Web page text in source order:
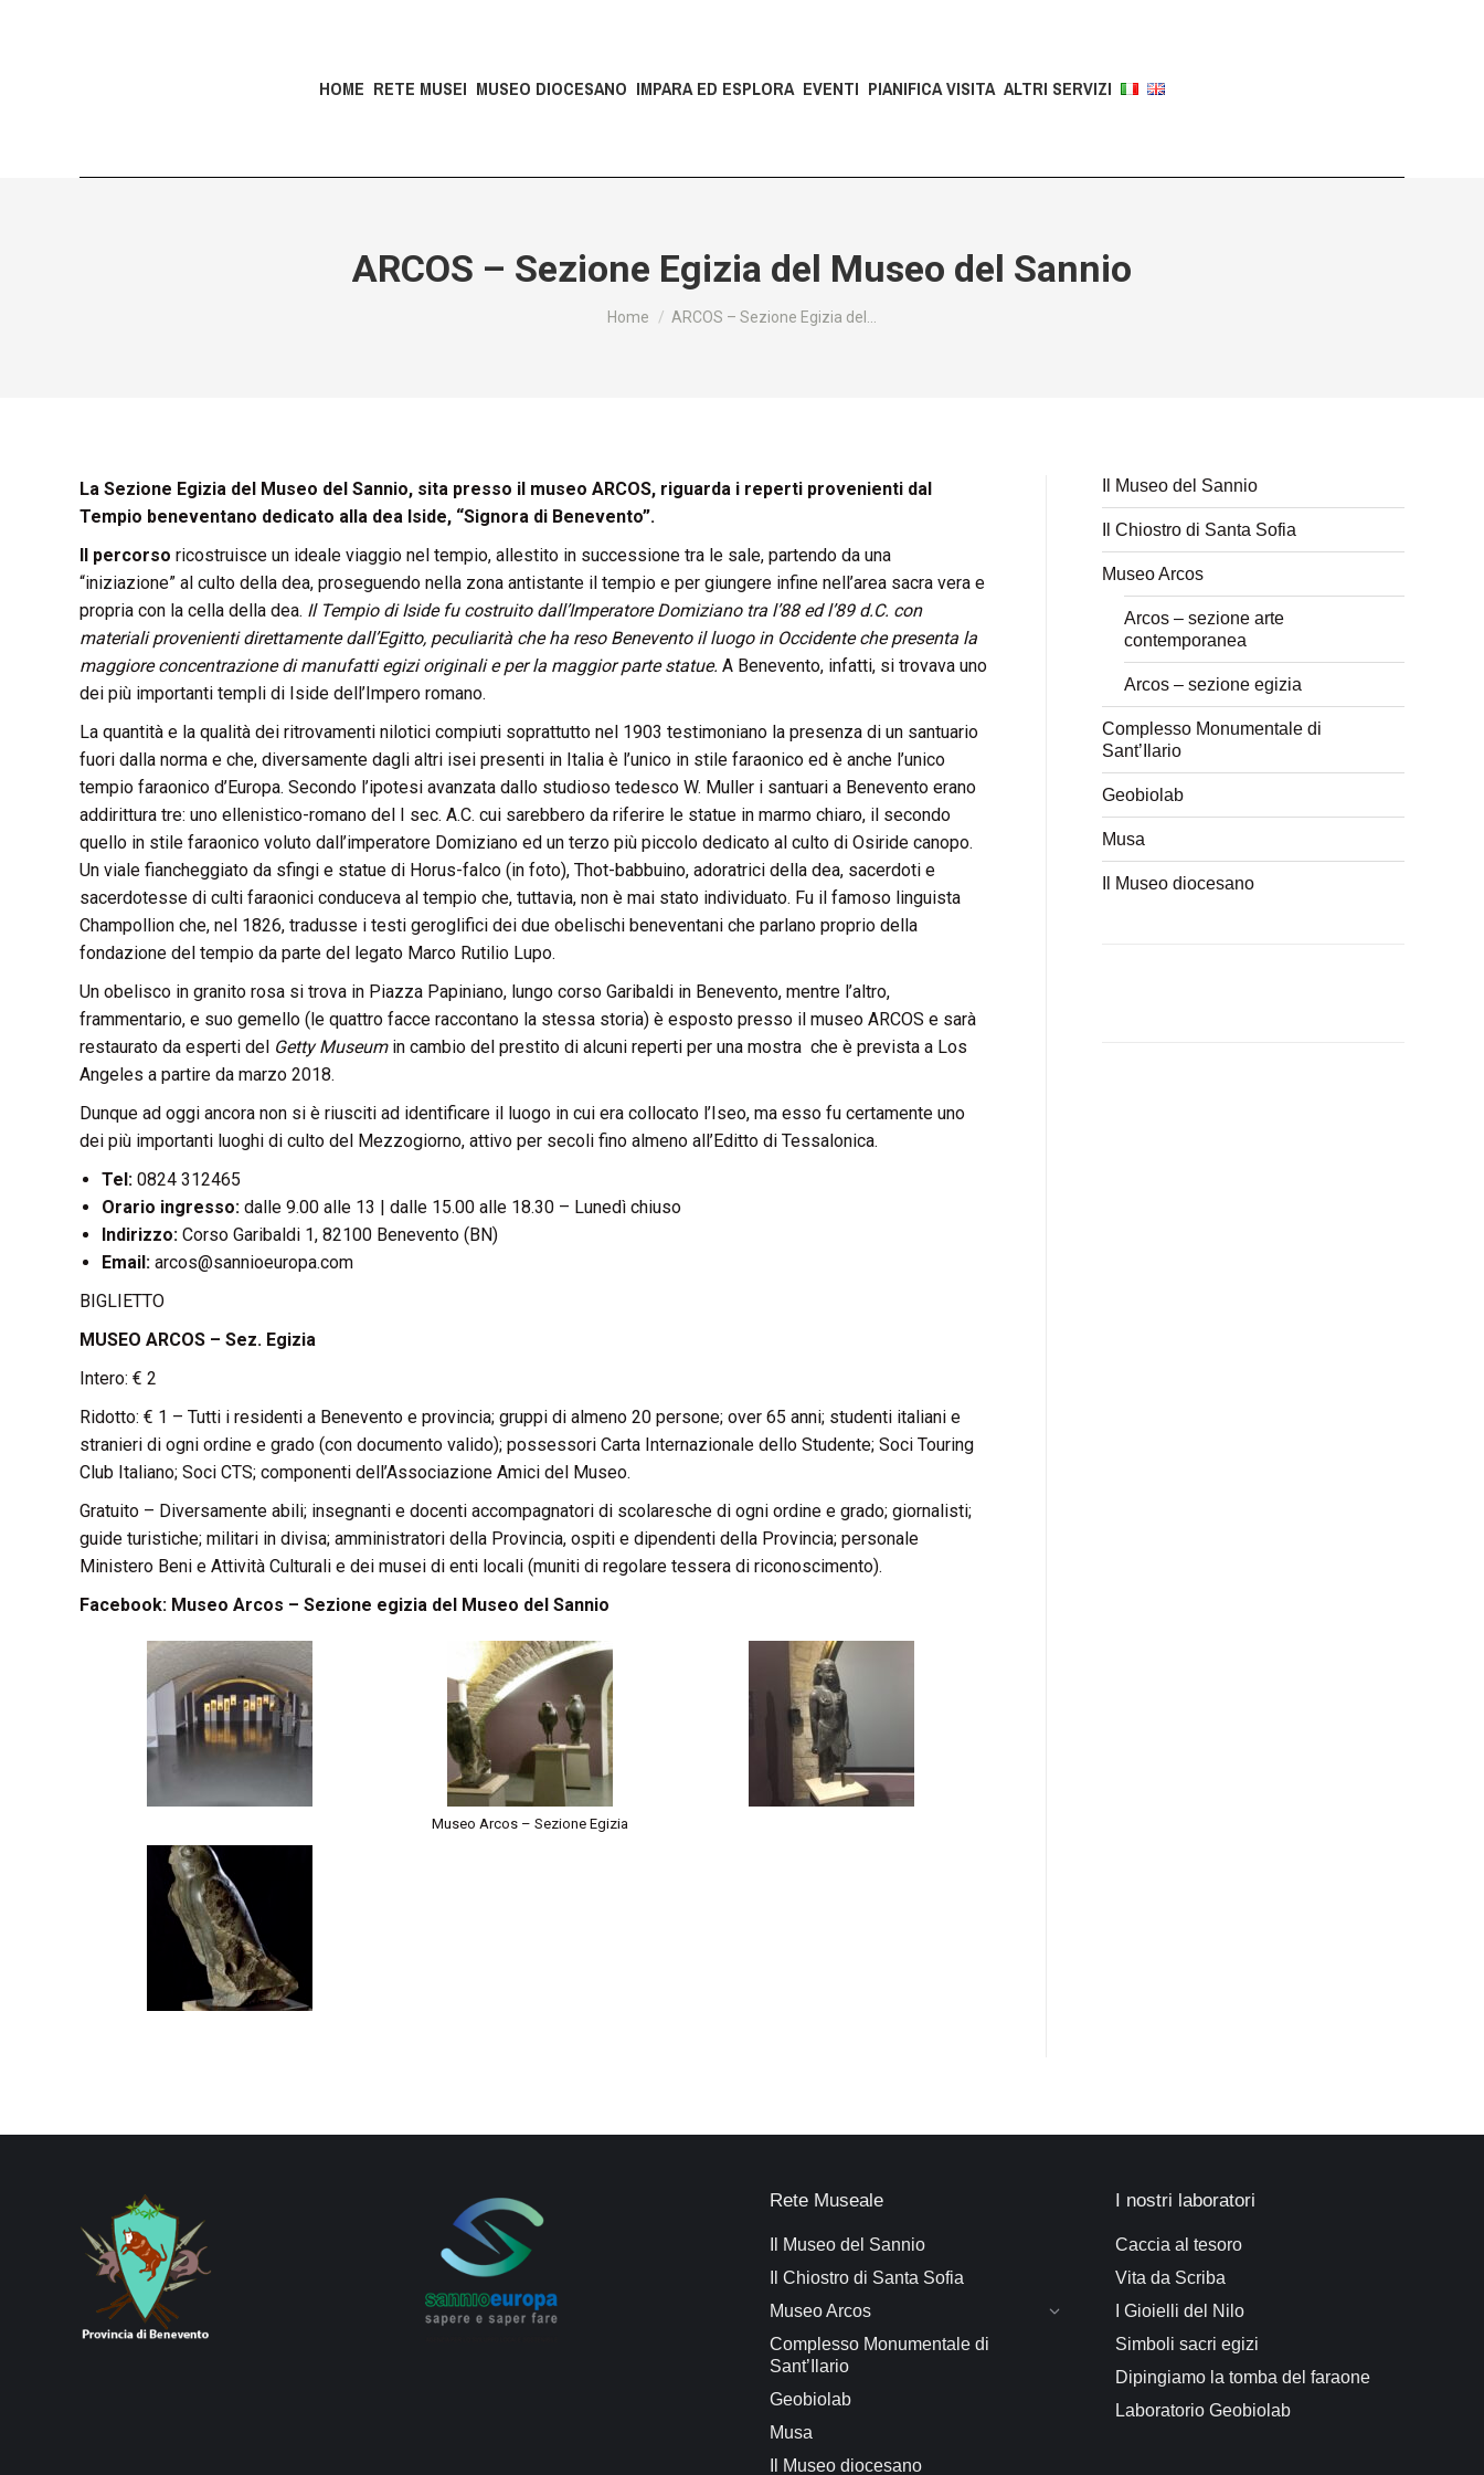
HOME RETE MUSEI MUSEO DIOCESANO IMPARA ED ESPLORA EVENTI PIANIFICA VISITA ALTRI SERVIZI
ARCOS – Sezione Egizia del Museo del Sannio
Tu sei qui:
Home ARCOS – Sezione Egizia del…
La Sezione Egizia del Museo del Sannio, sita presso il museo ARCOS, riguarda i reperti provenienti dal
Tempio beneventano dedicato alla dea Iside, “Signora di Benevento”.
Il percorso ricostruisce un ideale viaggio nel tempio, allestito in successione tra le sale, partendo da una
“iniziazione” al culto della dea, proseguendo nella zona antistante il tempio e per giungere infine nell’area sacra vera e
propria con la cella della dea. Il Tempio di Iside fu costruito dall’Imperatore Domiziano tra l’88 ed l’89 d.C. con
materiali provenienti direttamente dall’Egitto, peculiarità che ha reso Benevento il luogo in Occidente che presenta la
maggiore concentrazione di manufatti egizi originali e per la maggior parte statue. A Benevento, infatti, si trovava uno
dei più importanti templi di Iside dell’Impero romano.
La quantità e la qualità dei ritrovamenti nilotici compiuti soprattutto nel 1903 testimoniano la presenza di un santuario
fuori dalla norma e che, diversamente dagli altri isei presenti in Italia è l’unico in stile faraonico ed è anche l’unico
tempio faraonico d’Europa. Secondo l’ipotesi avanzata dallo studioso tedesco W. Muller i santuari a Benevento erano
addirittura tre: uno ellenistico-romano del I sec. A.C. cui sarebbero da riferire le statue in marmo chiaro, il secondo
quello in stile faraonico voluto dall’imperatore Domiziano ed un terzo più piccolo dedicato al culto di Osiride canopo.
Un viale fiancheggiato da sfingi e statue di Horus-falco (in foto), Thot-babbuino, adoratrici della dea, sacerdoti e
sacerdotesse di culti faraonici conduceva al tempio che, tuttavia, non è mai stato individuato. Fu il famoso linguista
Champollion che, nel 1826, tradusse i testi geroglifici dei due obelischi beneventani che parlano proprio della
fondazione del tempio da parte del legato Marco Rutilio Lupo.
Un obelisco in granito rosa si trova in Piazza Papiniano, lungo corso Garibaldi in Benevento, mentre l’altro,
frammentario, e suo gemello (le quattro facce raccontano la stessa storia) è esposto presso il museo ARCOS e sarà
restaurato da esperti del Getty Museumin cambio del prestito di alcuni reperti per una mostra che è prevista a Los
Angeles a partire da marzo 2018.
Dunque ad oggi ancora non si è riusciti ad identificare il luogo in cui era collocato l’Iseo, ma esso fu certamente uno
dei più importanti luoghi di culto del Mezzogiorno, attivo per secoli fino almeno all’Editto di Tessalonica.
Tel: 0824 312465
Orario ingresso: dalle 9.00 alle 13 | dalle 15.00 alle 18.30 – Lunedì chiuso
Indirizzo: Corso Garibaldi 1, 82100 Benevento (BN)
Email: arcos@sannioeuropa.com
BIGLIETTO
MUSEO ARCOS – Sez. Egizia
Intero: € 2
Ridotto: € 1 – Tutti i residenti a Benevento e provincia; gruppi di almeno 20 persone; over 65 anni; studenti italiani e
stranieri di ogni ordine e grado (con documento valido); possessori Carta Internazionale dello Studente; Soci Touring
Club Italiano; Soci CTS; componenti dell’Associazione Amici del Museo.
Gratuito – Diversamente abili; insegnanti e docenti accompagnatori di scolaresche di ogni ordine e grado; giornalisti;
guide turistiche; militari in divisa; amministratori della Provincia, ospiti e dipendenti della Provincia; personale
Ministero Beni e Attività Culturali e dei musei di enti locali (muniti di regolare tessera di riconoscimento).
Facebook: Museo Arcos – Sezione egizia del Museo del Sannio
Museo Arcos – Sezione Egizia
Il Museo del Sannio
Il Chiostro di Santa Sofia
Museo Arcos
Arcos – sezione arte
contemporanea
Arcos – sezione egizia
Complesso Monumentale di
Sant’Ilario
Geobiolab
Musa
Il Museo diocesano
Rete Museale
Il Museo del Sannio
Il Chiostro di Santa Sofia
Museo Arcos
Complesso Monumentale di
Sant’Ilario
Geobiolab
Musa
Il Museo diocesano
I nostri laboratori
Caccia al tesoro
Vita da Scriba
I Gioielli del Nilo
Simboli sacri egizi
Dipingiamo la tomba del faraone
Laboratorio Geobiolab